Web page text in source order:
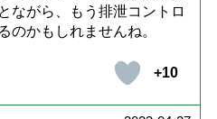
ながら、もう排泄コントロ
のかもしれませんね。
+10